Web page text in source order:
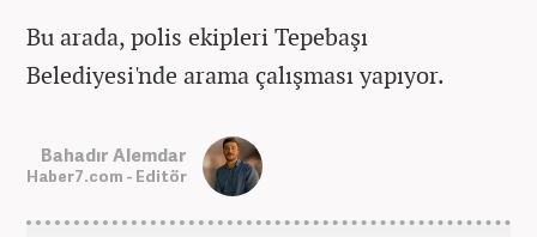
Bu arada, polis ekipleri Tepebaşı
Belediyesi'nde arama çalışması yapıyor.
Bahadır Alemdar
Haber7.com - Editör